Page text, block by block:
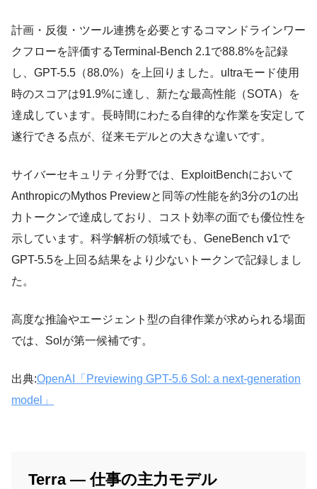
計画・反復・ツール連携を必要とするコマンドラインワー
クフローを評価するTerminal-Bench 2.1で88.8%を記録
し、GPT-5.5（88.0%）を上回りました。ultraモード使用
時のスコアは91.9%に達し、新たな最高性能（SOTA）を
達成しています。長時間にわたる自律的な作業を安定して
遂行できる点が、従来モデルとの大きな違いです。
サイバーセキュリティ分野では、ExploitBenchにおいて
AnthropicのMythos Previewと同等の性能を約3分の1の出
力トークンで達成しており、コスト効率の面でも優位性を
示しています。科学解析の領域でも、GeneBench v1で
GPT-5.5を上回る結果をより少ないトークンで記録しまし
た。
高度な推論やエージェント型の自律作業が求められる場面
では、Solが第一候補です。
出典:OpenAI「Previewing GPT-5.6 Sol: a next-generation
model」
Terra — 仕事の主力モデル